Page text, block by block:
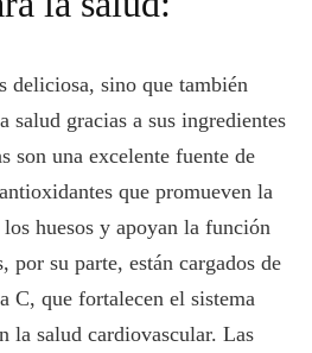
deliciosa, sino que también
salud gracias a sus ingredientes
son una excelente fuente de
que promueven la
huesos y apoyan la función
por su parte, están cargados de
C, que fortalecen el sistema
la salud cardiovascular. Las